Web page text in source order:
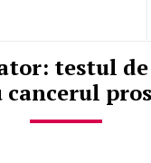
testul
cancerul